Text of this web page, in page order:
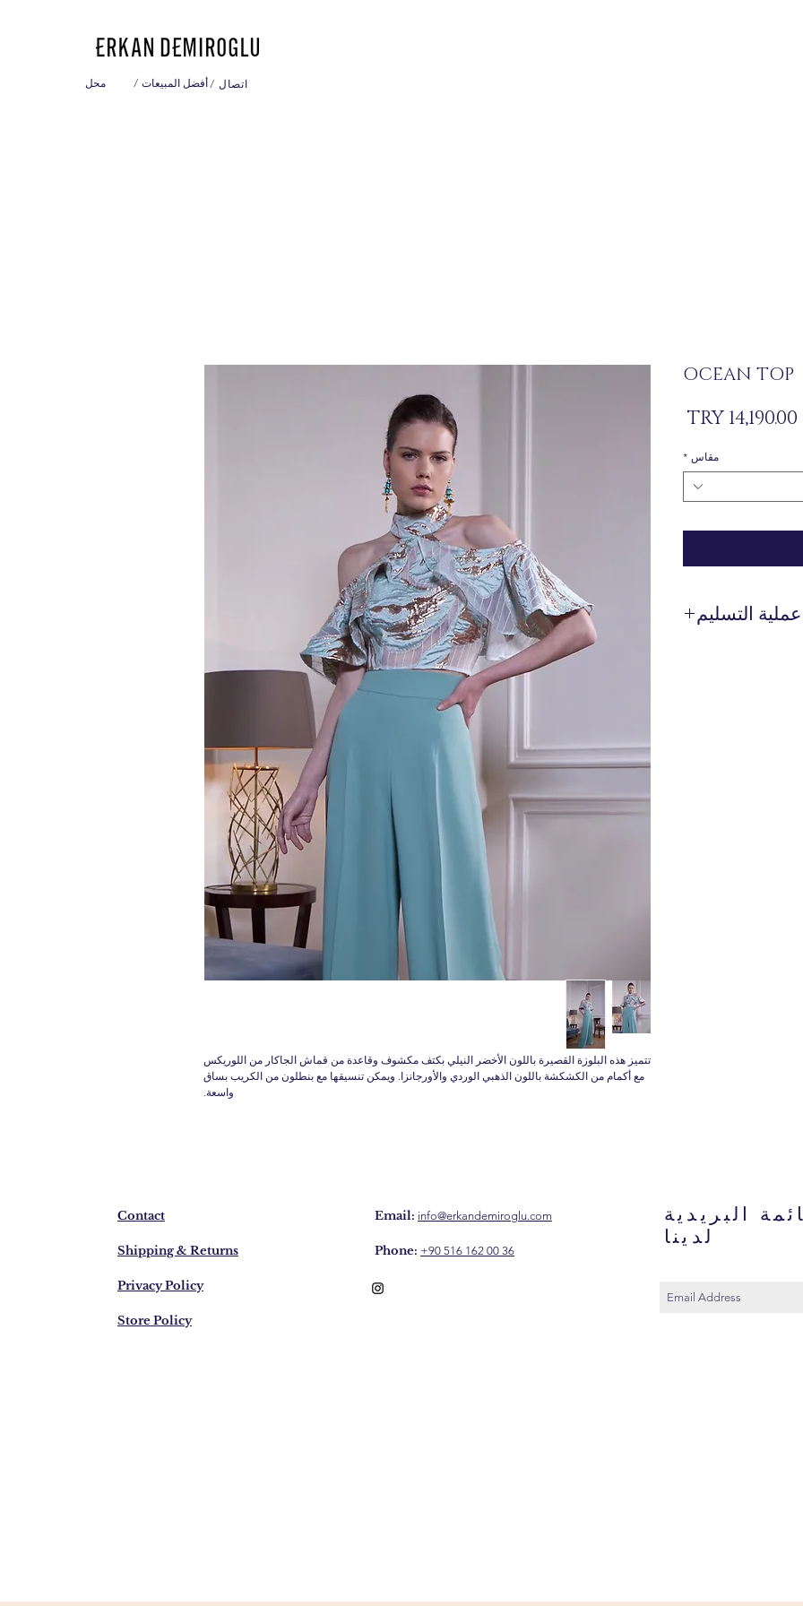
محل / أفضل المبيعات / اتصال
تتميز هذه البلوزة القصيرة باللون الأخضر النيلي بكتف مكشوف وقاعدة من قماش الجاكار من اللوريكس
مع أكمام من الكشكشة باللون الذهبي الوردي والأورجانزا. ويمكن تنسيقها مع بنطلون من الكريب بساق
واسعة.
OCEAN TOP
السعر
مقاس *
عملية التسليم
Contact
Shipping & Returns
Privacy Policy
Store Policy
Email: info@erkandemiroglu.com
Phone: +90 516 162 00 36
البريدية
لدينا